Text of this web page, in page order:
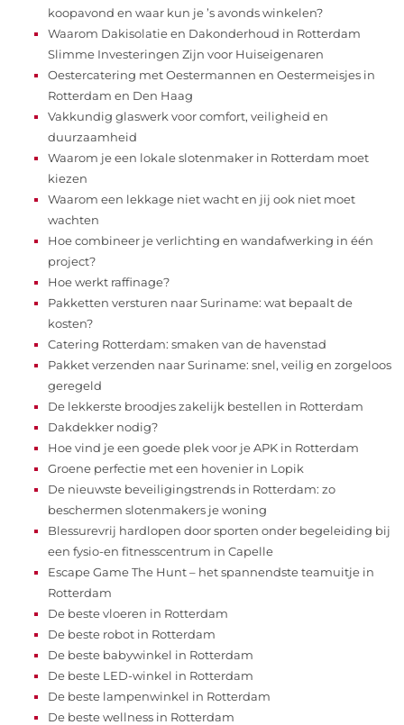
koopavond en waar kun je ’s avonds winkelen?
Waarom Dakisolatie en Dakonderhoud in Rotterdam
Slimme Investeringen Zijn voor Huiseigenaren
Oestercatering met Oestermannen en Oestermeisjes in
Rotterdam en Den Haag
Vakkundig glaswerk voor comfort, veiligheid en
duurzaamheid
Waarom je een lokale slotenmaker in Rotterdam moet
kiezen
Waarom een lekkage niet wacht en jij ook niet moet
wachten
Hoe combineer je verlichting en wandafwerking in één
project?
Hoe werkt raffinage?
Pakketten versturen naar Suriname: wat bepaalt de
kosten?
Catering Rotterdam: smaken van de havenstad
Pakket verzenden naar Suriname: snel, veilig en zorgeloos
geregeld
De lekkerste broodjes zakelijk bestellen in Rotterdam
Dakdekker nodig?
Hoe vind je een goede plek voor je APK in Rotterdam
Groene perfectie met een hovenier in Lopik
De nieuwste beveiligingstrends in Rotterdam: zo
beschermen slotenmakers je woning
Blessurevrij hardlopen door sporten onder begeleiding bij
een fysio-en fitnesscentrum in Capelle
Escape Game The Hunt – het spannendste teamuitje in
Rotterdam
De beste vloeren in Rotterdam
De beste robot in Rotterdam
De beste babywinkel in Rotterdam
De beste LED-winkel in Rotterdam
De beste lampenwinkel in Rotterdam
De beste wellness in Rotterdam